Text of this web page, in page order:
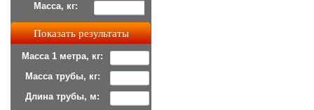
Масса, кг:
Масса 1 метра, кг:
Масса трубы, кг:
Длина трубы, м: